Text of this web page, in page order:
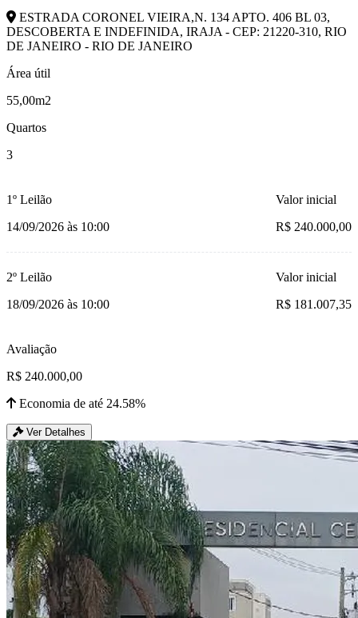
ESTRADA CORONEL VIEIRA,N. 134 APTO. 406 BL 03,
DESCOBERTA E INDEFINIDA, IRAJA - CEP: 21220-310, RIO
DE JANEIRO - RIO DE JANEIRO
Área útil
55,00m2
Quartos
3
1º Leilão
14/09/2026 às 10:00
Valor inicial
R$ 240.000,00
2º Leilão
18/09/2026 às 10:00
Valor inicial
R$ 181.007,35
Avaliação
R$ 240.000,00
Economia de até 24.58%
Ver Detalhes